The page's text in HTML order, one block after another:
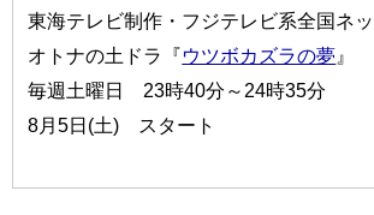
東海テレビ制作・フジテレビ系全国ネッ
オトナの土ドラ『ウツボカズラの夢 』
毎週土曜日 23時40分～24時35分
8月5日(土) スタート